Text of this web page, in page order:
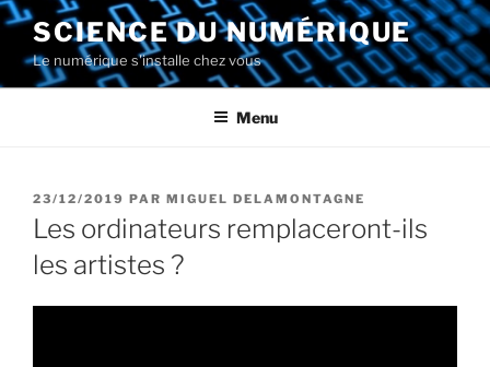
Aller
contenu
principal
SCIENCE DU NUMÉRIQUE
Le numérique s'installe chez vous
Menu
PUBLIÉ
LE
23/12/2019 PAR MIGUEL DELAMONTAGNE
Les ordinateurs remplaceront-ils
les artistes ?